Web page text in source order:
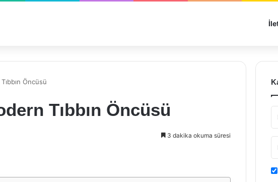
Öncüsü
Tıbbın Öncüsü
3 dakika okuma süresi